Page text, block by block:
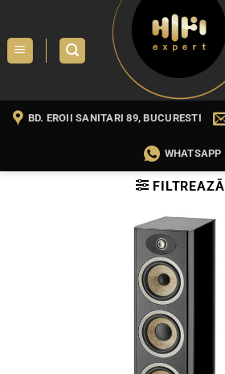
content
BD. EROII SANITARI 89, BUCURESTI
WHATSAPP
FILTREAZĂ